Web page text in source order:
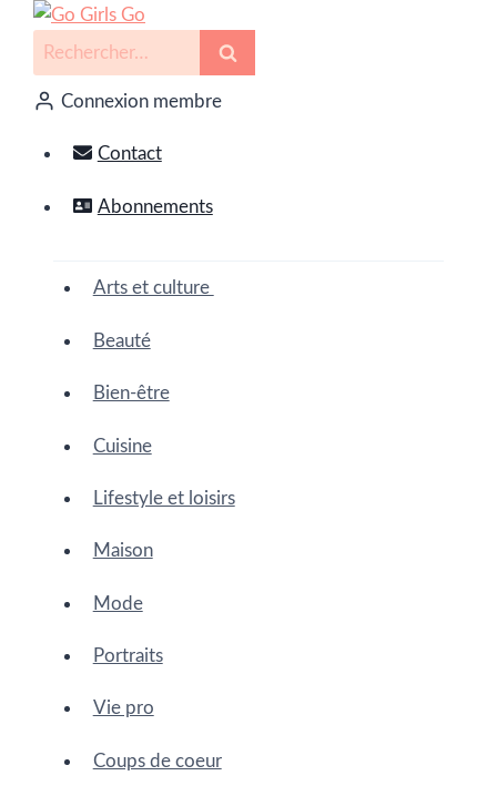
Connexion membre
Contact
Abonnements
Arts et culture
Beauté
Bien-être
Cuisine
Lifestyle et loisirs
Maison
Mode
Portraits
Vie pro
Coups de coeur